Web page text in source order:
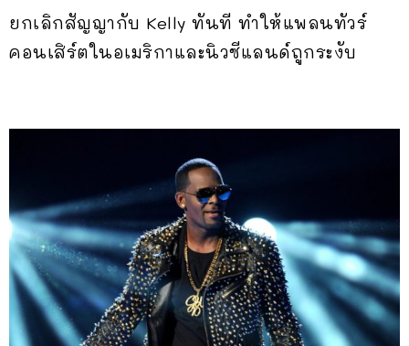
ยกเลิกสัญญากับ Kelly ทันที ทำให้แพลนทัวร์
คอนเสิร์ตในอเมริกาและนิวซีแลนด์ถูกระงับ